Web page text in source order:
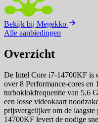
Bekijk bij Megekko
Alle aanbiedingen
Overzicht
De Intel Core i7-14700KF is
over 8 Performance-cores
turboklokfrequentie van 5,6
een losse videokaart
prijsvergelijker om de
14700KF levert de nodige